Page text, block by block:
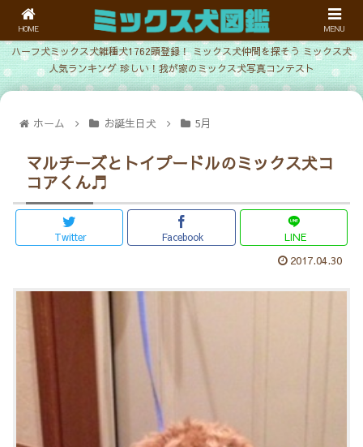
ハーフ犬ミックス犬雑種犬1762頭登録！ ミックス犬仲間を探そう ミックス犬
人気ランキング 珍しい！我が家のミックス犬写真コンテスト
ホーム お誕生日犬 5月
マルチーズとトイプードルのミックス犬コ
コアくん♬
Twitter Facebook LINE
2017.04.30
HOME MENU